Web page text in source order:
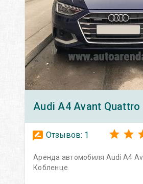
Audi A4 Avant Quattro
Отзывов: 1
Аренда автомобиля Audi A4
Кобленце